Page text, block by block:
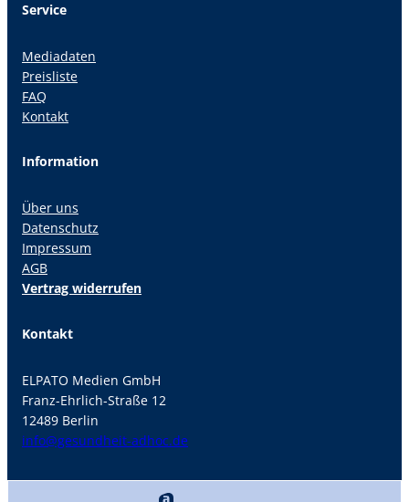
Service
Mediadaten
Preisliste
FAQ
Kontakt
Information
Über uns
Datenschutz
Impressum
AGB
Vertrag widerrufen
Kontakt
ELPATO Medien GmbH
Franz-Ehrlich-Straße 12
12489 Berlin
info@gesundheit-adhoc.de